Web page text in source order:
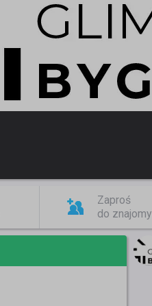
Zaproś
do